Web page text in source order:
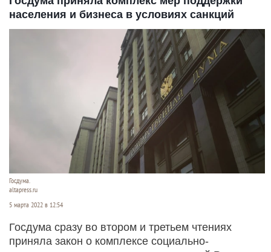
населения и бизнеса в условиях санкций
Госдума.
altapress.ru
5 марта 2022 в 12:54
Госдума сразу во втором и третьем чтениях
приняла закон о комплексе социально-